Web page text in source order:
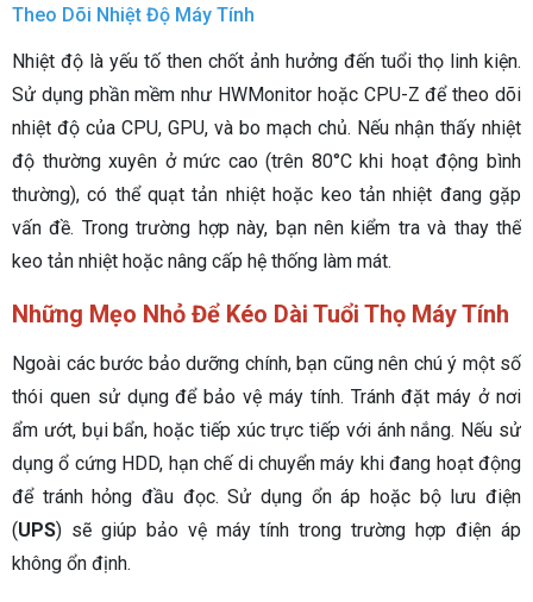
Theo Dõi Nhiệt Độ Máy Tính
Nhiệt độ là yếu tố then chốt ảnh hưởng đến tuổi thọ linh kiện.
Sử dụng phần mềm như HWMonitor hoặc CPU-Z để theo dõi
nhiệt độ của CPU, GPU, và bo mạch chủ. Nếu nhận thấy nhiệt
độ thường xuyên ở mức cao (trên 80°C khi hoạt động bình
thường), có thể quạt tản nhiệt hoặc keo tản nhiệt đang gặp
vấn đề. Trong trường hợp này, bạn nên kiểm tra và thay thế
keo tản nhiệt hoặc nâng cấp hệ thống làm mát.
Những Mẹo Nhỏ Để Kéo Dài Tuổi Thọ Máy Tính
Ngoài các bước bảo dưỡng chính, bạn cũng nên chú ý một số
thói quen sử dụng để bảo vệ máy tính. Tránh đặt máy ở nơi
ẩm ướt, bụi bẩn, hoặc tiếp xúc trực tiếp với ánh nắng. Nếu sử
dụng ổ cứng HDD, hạn chế di chuyển máy khi đang hoạt động
để tránh hỏng đầu đọc. Sử dụng ổn áp hoặc bộ lưu điện
(UPS) sẽ giúp bảo vệ máy tính trong trường hợp điện áp
không ổn định.